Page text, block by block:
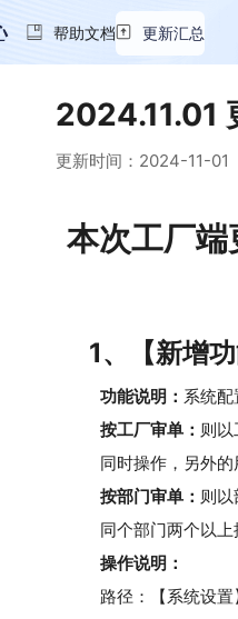
帮助文档 更新汇总
2024.11.01
更新时间： 2024-11-01
本次工厂端
1、【新增
功能说明： 系统配
按工厂审单： 则以
同时操作，另外的
按部门审单： 则
同个部门两个以
操作说明：
路径：【系统设